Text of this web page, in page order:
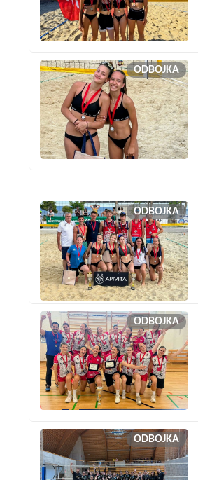
ODBOJKA
ODBOJKA
ODBOJKA
ODBOJKA